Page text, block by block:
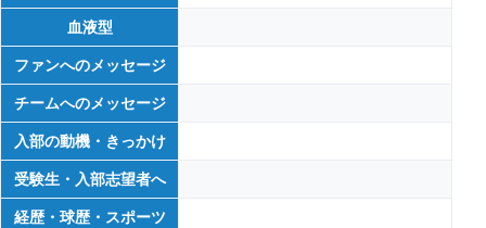
血液型
ファンへのメッセージ
チームへのメッセージ
入部の動機・きっかけ
受験生・入部志望者へ
経歴・球歴・スポーツ